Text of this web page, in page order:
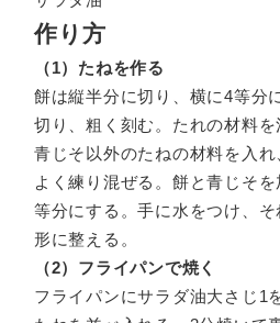
作り方
（1）たねを作る
餅は縦半分に切り、横に4等分
切り、粗く刻む。たれの材料
青じそ以外のたねの材料を入
よく練り混ぜる。餅と青じそ
等分にする。手に水をつけ、
形に整える。
（2）フライパンで焼く
フライパンにサラダ油大さじ1